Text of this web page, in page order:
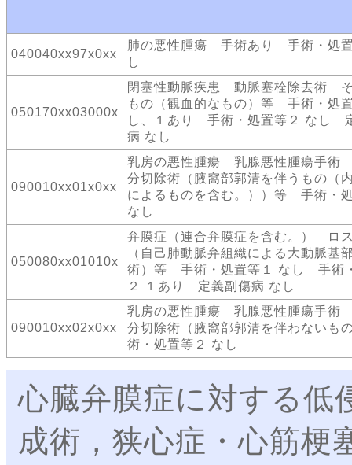
040040xx97x0xx
肺の悪性腫瘍 手術あり 手術・処
し
050170xx03000x
閉塞性動脈疾患 動脈塞栓除去術
もの（観血的なもの）等 手術・処
し、１あり 手術・処置等２ なし
病 なし
090010xx01x0xx
乳房の悪性腫瘍 乳腺悪性腫瘍手術
分切除術（腋窩部郭清を伴うもの（
によるものを含む。））等 手術・
なし
050080xx01010x
弁膜症（連合弁膜症を含む。） ロ
（自己肺動脈弁組織による大動脈基
術）等 手術・処置等１ なし 手術
２ １あり 定義副傷病 なし
090010xx02x0xx
乳房の悪性腫瘍 乳腺悪性腫瘍手術
分切除術（腋窩部郭清を伴わない
術・処置等２ なし
心臓弁膜症に対する低
成術，狭心症・心筋梗